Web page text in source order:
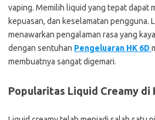
vaping. Memilih liquid yang tepat dapat
kepuasan, dan keselamatan pengguna.
menawarkan pengalaman rasa yang
dengan sentuhan Pengeluaran HK 6D
membuatnya sangat digemari.
Popularitas Liquid Creamy di